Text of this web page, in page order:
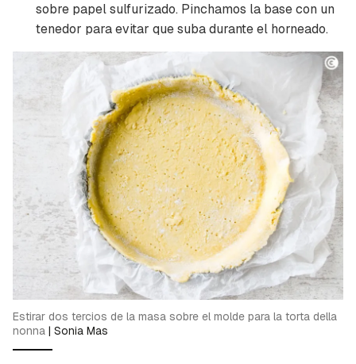
Guardar como favorito
Para poder guardar como favorito, primero has
de iniciar sesión con tu cuenta de Cocinatis.
sobre papel sulfurizado. Pinchamos la base con un
tenedor para evitar que suba durante el horneado.
Estirar dos tercios de la masa sobre el molde para la torta della
nonna | Sonia Mas
Contenido enviado
Gracias por suscribirte a nuestro boletín.
ACEPTAR